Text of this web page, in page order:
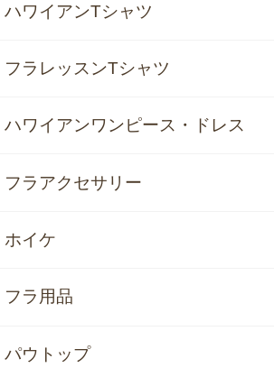
ハワイアンTシャツ
フラレッスンTシャツ
ハワイアンワンピース・ドレス
フラアクセサリー
ホイケ
フラ用品
パウトップ